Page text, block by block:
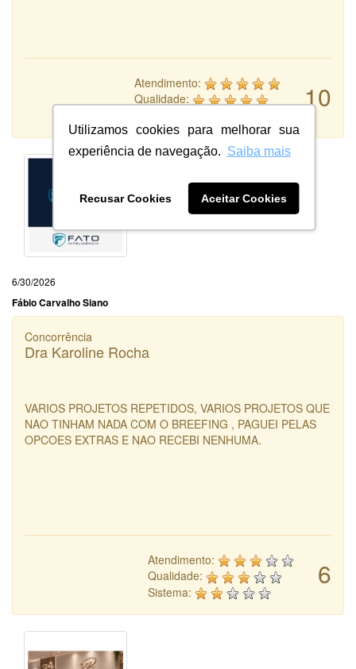
Utilizamos cookies para melhorar sua
experiência de navegação. Saiba mais
Recusar Cookies Aceitar Cookies
10
Atendimento:
Qualidade:
6/30/2026
Fábio Carvalho Siano
Concorrência
Dra Karoline Rocha
VARIOS PROJETOS REPETIDOS, VARIOS PROJETOS QUE
NAO TINHAM NADA COM O BREEFING , PAGUEI PELAS
OPCOES EXTRAS E NAO RECEBI NENHUMA.
6
Atendimento:
Qualidade:
Sistema: